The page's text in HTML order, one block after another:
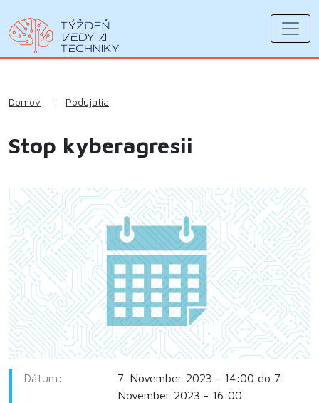
Domov | Podujatia
Stop kyberagresii
Dátum:
7. November 2023 - 14:00 do 7.
November 2023 - 16:00